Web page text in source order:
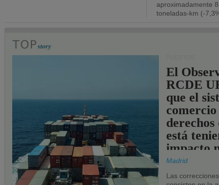
aproximadamente
toneladas-km (-
El
RCDE
que el
comercio
derechos
está
impacto
los
UE.
Madrid
Las